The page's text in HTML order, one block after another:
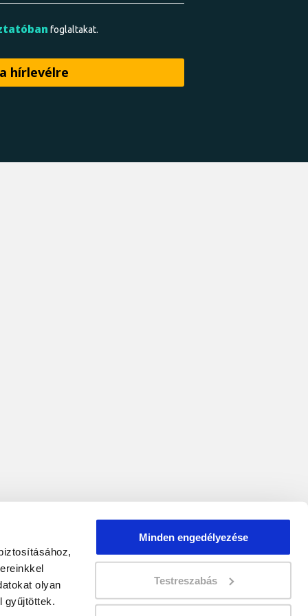
olyan
gyűjtöttek.
Minden engedélyezése
Testreszabás
foglaltakat.